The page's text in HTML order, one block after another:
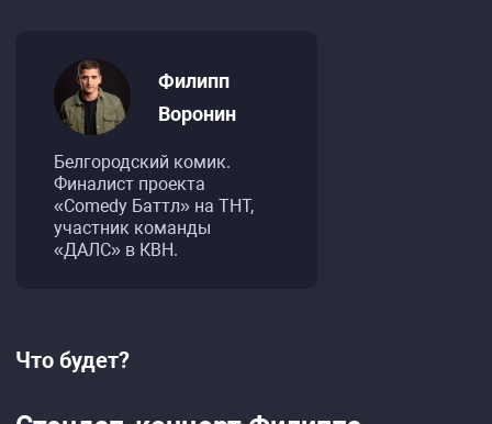
Филипп
Воронин
Белгородский комик.
Финалист проекта
«Comedy Баттл» на ТНТ,
участник команды
«ДАЛС» в КВН.
Что будет?